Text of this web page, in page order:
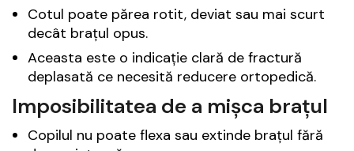
Cotul poate părea rotit, deviat sau mai scurt
decât brațul opus.
Aceasta este o indicație clară de fractură
deplasată ce necesită reducere ortopedică.
Imposibilitatea de a mișca brațul
Copilul nu poate flexa sau extinde brațul fără